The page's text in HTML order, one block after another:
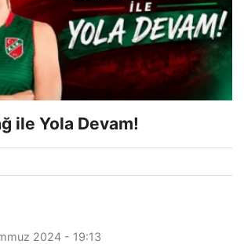
ile Yola Devam!
2024 - 19:13